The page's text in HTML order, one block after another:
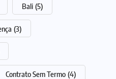
Bali (5)
(3)
Contrato Sem Termo (4)